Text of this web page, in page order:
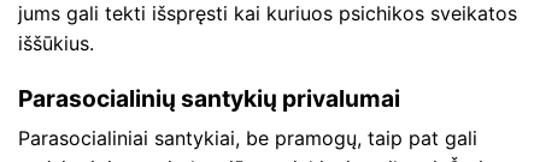
jums gali tekti išspręsti kai kuriuos psichikos sveikatos
iššūkius.
Parasocialinių santykių privalumai
Parasocialiniai santykiai, be pramogų, taip pat gali